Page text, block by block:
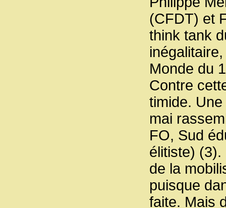
(CFDT) et
think tank
Monde du
Contre
timide.
mai
FO, Sud
élitiste) (3).
de la
puisque
faite. Mais